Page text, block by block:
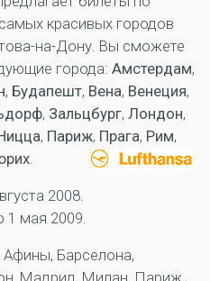
красивых городов
на-Дону. Вы сможете
города: Амстердам,
, Будапешт, Вена, Венеция,
, Зальцбург, Лондон,
, Париж, Прага, Рим,
.
2008.
1 мая 2009.
Барселона,